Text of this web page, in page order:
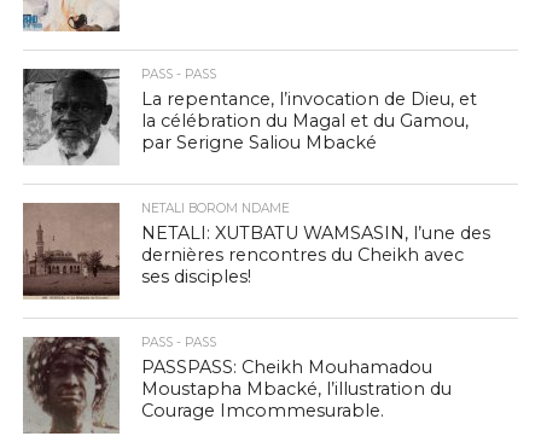
PASS - PASS
La repentance, l’invocation de Dieu, et
la célébration du Magal et du Gamou,
par Serigne Saliou Mbacké
NETALI BOROM NDAME
NETALI: XUTBATU WAMSASIN, l’une des
dernières rencontres du Cheikh avec
ses disciples!
PASS - PASS
PASSPASS: Cheikh Mouhamadou
Moustapha Mbacké, l’illustration du
Courage Imcommesurable.